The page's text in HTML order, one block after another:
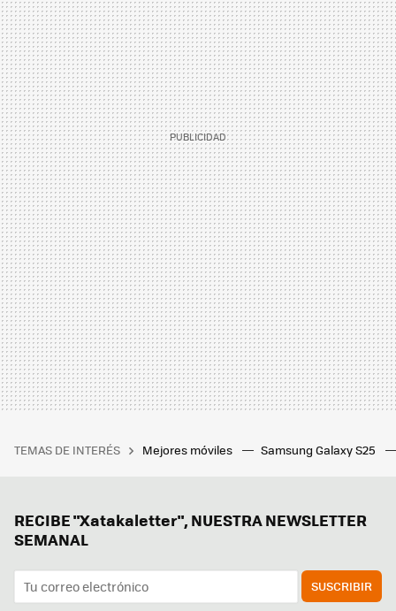
TEMAS DE INTERÉS Mejores móviles Samsung Galaxy S25
RECIBE "Xatakaletter", NUESTRA NEWSLETTER
SEMANAL
SUSCRIBIR